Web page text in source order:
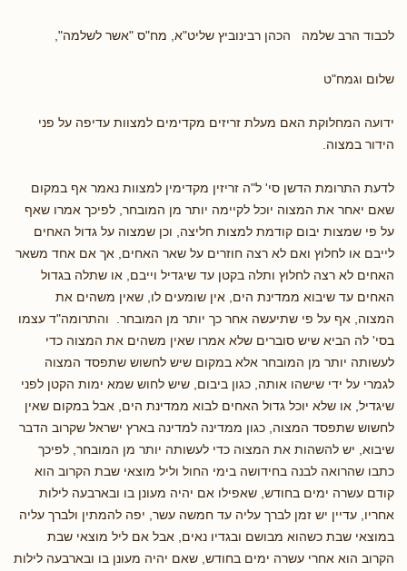
לכבוד הרב שלמה הכהן רבינוביץ שליט"א, מח"ס "אשר לשלמה",
שלום וגמח"ט
ידועה המחלוקת האם מעלת זריזים מקדימים למצוות עדיפה על פני
הידור במצוה.
לדעת התרומת הדשן סי' ל"ה זריזין מקדימין למצוות נאמר אף במקום
שאם יאחר את המצוה יוכל לקיימה יותר מן המובחר, לפיכך אמרו שאף
על פי שמצות יבום קודמת למצות חליצה, וכן שמצוה על גדול האחים
לייבם או לחלוץ ואם לא רצה חוזרים על שאר האחים, אך אם אחד משאר
האחים לא רצה לחלוץ ותלה בקטן עד שיגדיל וייבם, או שתלה בגדול
האחים עד שיבוא ממדינת הים, אין שומעים לו, שאין משהים את
המצוה, אף על פי שתיעשה אחר כך יותר מן המובחר. והתרומה"ד עצמו
בסי' לה הביא שיש סוברים שלא אמרו שאין משהים את המצוה כדי
לעשותה יותר מן המובחר אלא במקום שיש לחשוש שתפסד המצוה
לגמרי על ידי שישהו אותה, כגון ביבום, שיש לחוש שמא ימות הקטן לפני
שיגדיל, או שלא יוכל גדול האחים לבוא ממדינת הים, אבל במקום שאין
לחשוש שתפסד המצוה, כגון ממדינה למדינה בארץ ישראל שקרוב הדבר
שיבוא, יש להשהות את המצוה כדי לעשותה יותר מן המובחר, לפיכך
כתבו שהרואה לבנה בחידושה בימי החול וליל מוצאי שבת הקרוב הוא
קודם עשרה ימים בחודש, שאפילו אם יהיה מעונן בו ובארבעה לילות
אחריו, עדיין יש זמן לברך עליה עד חמשה עשר, יפה להמתין ולברך עליה
במוצאי שבת כשהוא מבושם ובגדיו נאים, אבל אם ליל מוצאי שבת
הקרוב הוא אחרי עשרה ימים בחודש, שאם יהיה מעונן בו ובארבעה לילות